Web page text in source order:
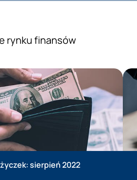
rynku finansów
ekspertów
sierpień 2022